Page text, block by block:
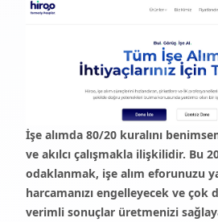
İşe alımda 80/20 kuralını
ve akılcı çalışmakla ilişkilidir. Bu
odaklanmak, işe alım eforunuzu
harcamanızı engelleyecek ve çok
verimli sonuçlar üretmenizi